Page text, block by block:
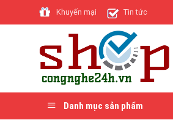
to
Khuyến mại Tin tức
Danh mục sản phẩm